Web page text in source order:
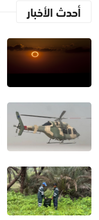
أحدث الأخبار